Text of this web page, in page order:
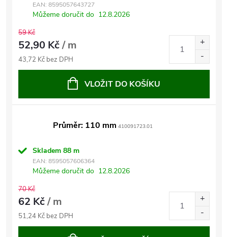
EAN: 8595057643727
Můžeme doručit do 12.8.2026
59 Kč
52,90 Kč/ m
43,72 Kč bez DPH
VLOŽIT DO KOŠÍKU
Průměr: 110 mm 410091723.01
Skladem 88 m
EAN: 8595057606364
Můžeme doručit do 12.8.2026
70 Kč
62 Kč/ m
51,24 Kč bez DPH